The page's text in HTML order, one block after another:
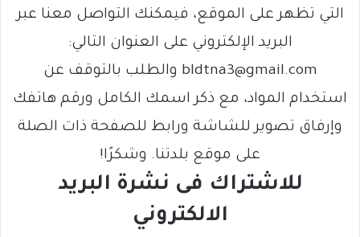
التي تظهر على الموقع، فيمكنك التواصل معنا عبر
البريد الإلكتروني على العنوان التالي:
bldtna3@gmail.com والطلب بالتوقف عن
استخدام المواد، مع ذكر اسمك الكامل ورقم هاتفك
وإرفاق تصوير للشاشة ورابط للصفحة ذات الصلة
على موقع بلدتنا. وشكرًا!
للاشتراك فى نشرة البريد
الالكتروني